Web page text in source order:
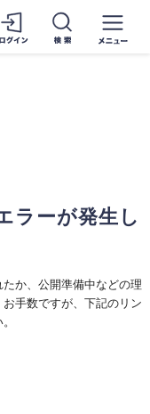
ラーが発生し
か、公開準備中などの理
手数ですが、下記のリン